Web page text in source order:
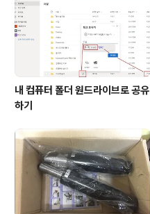
내 컴퓨터 폴더 원드라이브로 공유
하기